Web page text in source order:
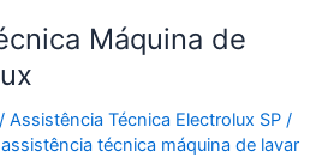
Máquina de
/Assistência Técnica Electrolux SP/
assistência técnica máquina de lavar